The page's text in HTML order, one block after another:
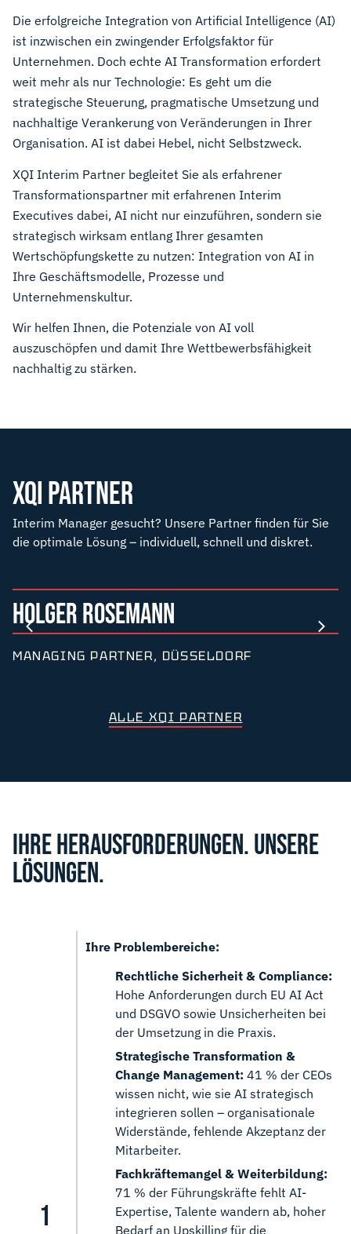
Die erfolgreiche Integration von Artificial Intelligence (AI)
ist inzwischen ein zwingender Erfolgsfaktor für
Unternehmen. Doch echte AI Transformation erfordert
weit mehr als nur Technologie: Es geht um die
strategische Steuerung, pragmatische Umsetzung und
nachhaltige Verankerung von Veränderungen in Ihrer
Organisation. AI ist dabei Hebel, nicht Selbstzweck.
XQI Interim Partner begleitet Sie als erfahrener
Transformationspartner mit erfahrenen Interim
Executives dabei, AI nicht nur einzuführen, sondern sie
strategisch wirksam entlang Ihrer gesamten
Wertschöpfungskette zu nutzen: Integration von AI in
Ihre Geschäftsmodelle, Prozesse und
Unternehmenskultur.
Wir helfen Ihnen, die Potenziale von AI voll
auszuschöpfen und damit Ihre Wettbewerbsfähigkeit
nachhaltig zu stärken.
XQI PARTNER
Interim Manager gesucht? Unsere Partner finden für Sie
die optimale Lösung – individuell, schnell und diskret.
HOLGER ROSEMANN
MANAGING PARTNER, DÜSSELDORF
ALLE XQI PARTNER
IHRE HERAUSFORDERUNGEN. UNSERE
LÖSUNGEN.
Ihre Problembereiche:
Rechtliche Sicherheit & Compliance:
Hohe Anforderungen durch EU AI Act
und DSGVO sowie Unsicherheiten bei
der Umsetzung in die Praxis.
Strategische Transformation &
Change Management: 41 % der CEOs
wissen nicht, wie sie AI strategisch
integrieren sollen – organisationale
Widerstände, fehlende Akzeptanz der
Mitarbeiter.
Fachkräftemangel & Weiterbildung:
71 % der Führungskräfte fehlt AI-
Expertise, Talente wandern ab, hoher
Bedarf an Upskilling für die